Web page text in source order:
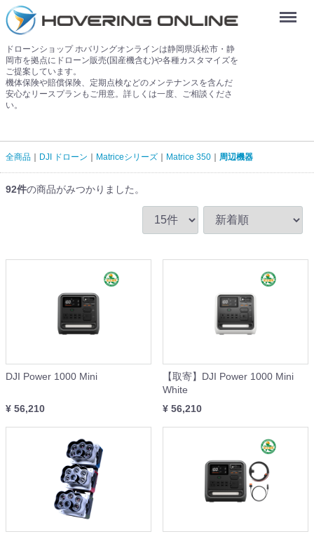
ドローンショップ ホバリングオンラインは静岡県浜松市・静
岡市を拠点にドローン販売(国産機含む)や各種カスタマイズを
ご提案しています。
機体保険や賠償保険、定期点検などのメンテナンスを含んだ
安心なリースプランもご用意。詳しくは一度、ご相談くださ
い。
Menu
全商品 DJI ドローン Matriceシリーズ Matrice 350 周辺機器
92件の商品がみつかりました。
DJI Power 1000 Mini
¥ 56,210
【取寄】DJI Power 1000 Mini
White
¥ 56,210